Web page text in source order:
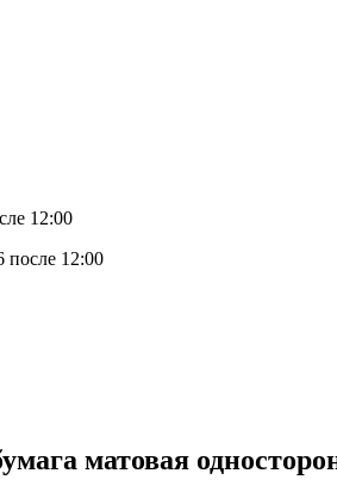
12:00
после 12:00
матовая